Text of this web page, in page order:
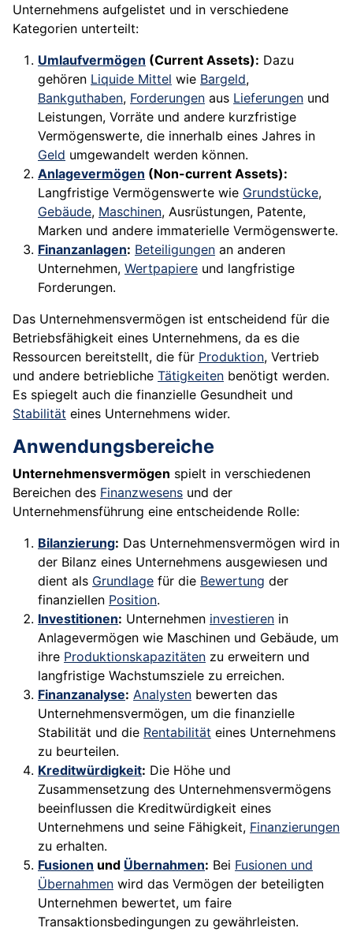
Unternehmens aufgelistet und in verschiedene
Kategorien unterteilt:
Umlaufvermögen (Current Assets): Dazu
gehören Liquide Mittel wie Bargeld,
Bankguthaben, Forderungen aus Lieferungen und
Leistungen, Vorräte und andere kurzfristige
Vermögenswerte, die innerhalb eines Jahres in
Geld umgewandelt werden können.
Anlagevermögen (Non-current Assets):
Langfristige Vermögenswerte wie Grundstücke,
Gebäude, Maschinen, Ausrüstungen, Patente,
Marken und andere immaterielle Vermögenswerte.
Finanzanlagen: Beteiligungen an anderen
Unternehmen, Wertpapiere und langfristige
Forderungen.
Das Unternehmensvermögen ist entscheidend für die
Betriebsfähigkeit eines Unternehmens, da es die
Ressourcen bereitstellt, die für Produktion, Vertrieb
und andere betriebliche Tätigkeiten benötigt werden.
Es spiegelt auch die finanzielle Gesundheit und
Stabilität eines Unternehmens wider.
Anwendungsbereiche
Unternehmensvermögen spielt in verschiedenen
Bereichen des Finanzwesens und der
Unternehmensführung eine entscheidende Rolle:
Bilanzierung: Das Unternehmensvermögen wird in
der Bilanz eines Unternehmens ausgewiesen und
dient als Grundlage für die Bewertung der
finanziellen Position.
Investitionen: Unternehmen investieren in
Anlagevermögen wie Maschinen und Gebäude, um
ihre Produktionskapazitäten zu erweitern und
langfristige Wachstumsziele zu erreichen.
Finanzanalyse: Analysten bewerten das
Unternehmensvermögen, um die finanzielle
Stabilität und die Rentabilität eines Unternehmens
zu beurteilen.
Kreditwürdigkeit: Die Höhe und
Zusammensetzung des Unternehmensvermögens
beeinflussen die Kreditwürdigkeit eines
Unternehmens und seine Fähigkeit, Finanzierungen
zu erhalten.
Fusionen und Übernahmen: Bei Fusionen und
Übernahmen wird das Vermögen der beteiligten
Unternehmen bewertet, um faire
Transaktionsbedingungen zu gewährleisten.